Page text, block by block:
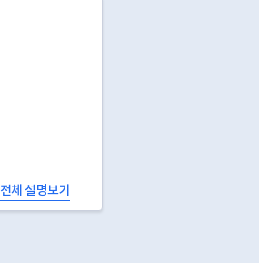
전체 설명보기